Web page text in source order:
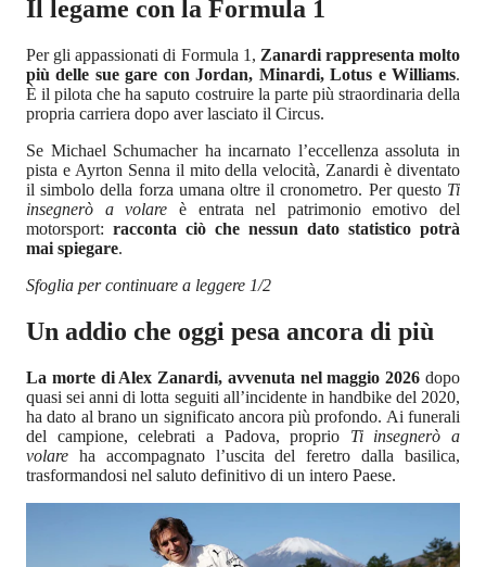
Il legame con la Formula 1
Per gli appassionati di Formula 1, Zanardi rappresenta molto
più delle sue gare con Jordan, Minardi, Lotus e Williams.
È il pilota che ha saputo costruire la parte più straordinaria della
propria carriera dopo aver lasciato il Circus.
Se Michael Schumacher ha incarnato l’eccellenza assoluta in
pista e Ayrton Senna il mito della velocità, Zanardi è diventato
il simbolo della forza umana oltre il cronometro. Per questo Ti
insegnerò a volare è entrata nel patrimonio emotivo del
motorsport: racconta ciò che nessun dato statistico potrà
mai spiegare.
Sfoglia per continuare a leggere 1/2
Un addio che oggi pesa ancora di più
La morte di Alex Zanardi, avvenuta nel maggio 2026 dopo
quasi sei anni di lotta seguiti all’incidente in handbike del 2020,
ha dato al brano un significato ancora più profondo. Ai funerali
del campione, celebrati a Padova, proprio Ti insegnerò a
volare ha accompagnato l’uscita del feretro dalla basilica,
trasformandosi nel saluto definitivo di un intero Paese.